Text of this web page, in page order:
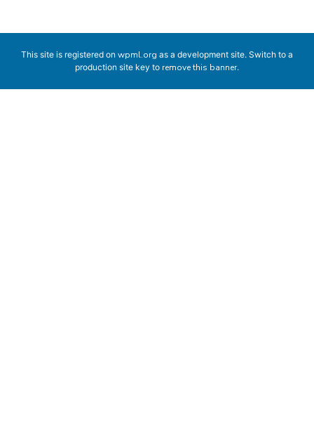
This site is registered on wpml.org as a development site. Switch to a
production site key to remove this banner.